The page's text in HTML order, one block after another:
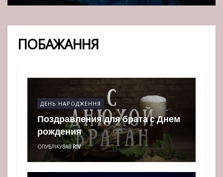
ПОБАЖАННЯ
ДЕНЬ НАРОДЖЕННЯ
Поздравления для брата с Днем
рождения
ОПУБЛІКУВАВ RIV